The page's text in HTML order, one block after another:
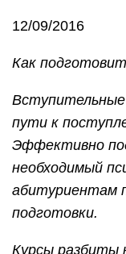
12/09/2016
Как
пути к
Эффективно
необходимый
абитуриентам
подготовки.
Курсы разбиты